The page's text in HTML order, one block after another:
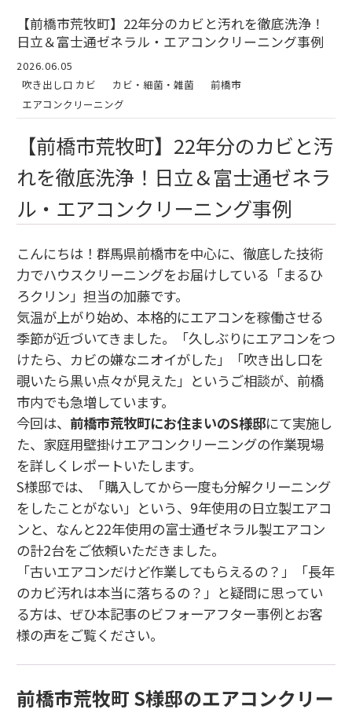
【前橋市荒牧町】22年分のカビと汚れを徹底洗浄！
日立＆富士通ゼネラル・エアコンクリーニング事例
2026.06.05
吹き出し口 カビ
カビ・細菌・雑菌
前橋市
エアコンクリーニング
【前橋市荒牧町】22年分のカビと汚
れを徹底洗浄！日立＆富士通ゼネラ
ル・エアコンクリーニング事例
こんにちは！群馬県前橋市を中心に、 徹底した技術
力でハウスクリーニングをお届けしている「まるひ
ろクリン」担当の加藤です。
気温が上がり始め、 本格的にエアコンを稼働させる
季節が近づいてきました。
「久しぶりにエアコンをつ
けたら、 カビの嫌なニオイがした」「吹き出し口を
覗いたら黒い点々が見えた」というご相談が、 前橋
市内でも急増しています。
今回は、 前橋市荒牧町にお住まいのS様邸にて実施し
た、 家庭用壁掛けエアコンクリーニングの作業現場
を詳しくレポートいたします。
S様邸では、
「購入してから一度も分解クリーニング
をしたことがない」という、 9年使用の日立製エアコ
ンと、 なんと22年使用の富士通ゼネラル製エアコン
の計2台をご依頼いただきました。
「古いエアコンだけど作業してもらえるの？」「長年
のカビ汚れは本当に落ちるの？」と疑問に思ってい
る方は、 ぜひ本記事のビフォーアフター事例とお客
様の声をご覧ください。
前橋市荒牧町 S様邸のエアコンクリー